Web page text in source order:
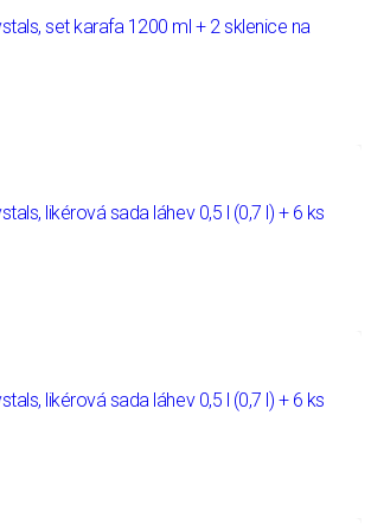
set karafa 1200 ml + 2 sklenice na
likérová sada láhev 0,5 l (0,7 l) + 6 ks
likérová sada láhev 0,5 l (0,7 l) + 6 ks